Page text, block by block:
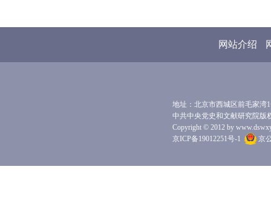
网站介绍
地址：北京市西城区前毛家湾
中共中央党史和文献研究院版
Copyright © 2012 by
京ICP备19012251号-1
京